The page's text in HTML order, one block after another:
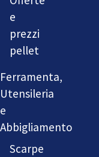
e
prezzi
pellet
Ferramenta,
Utensileria
e
Abbigliamento
Scarpe